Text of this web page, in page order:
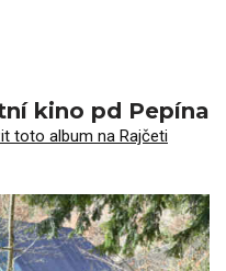
kino pd Pepína
toto album na Rajčeti